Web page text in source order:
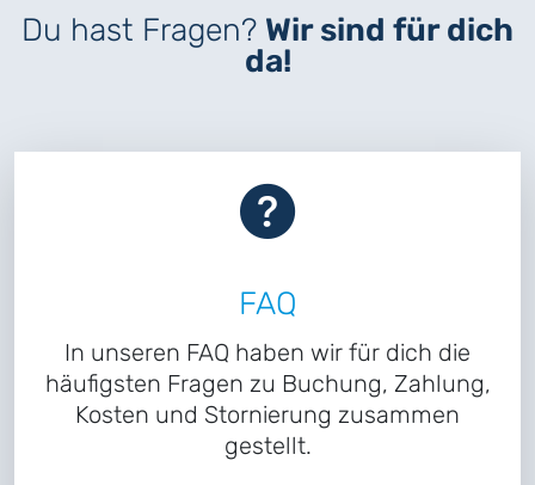
Du hast Fragen? Wir sind für dich
da!
FAQ
In unseren FAQ haben wir für dich die
häufigsten Fragen zu Buchung, Zahlung,
Kosten und Stornierung zusammen
gestellt.